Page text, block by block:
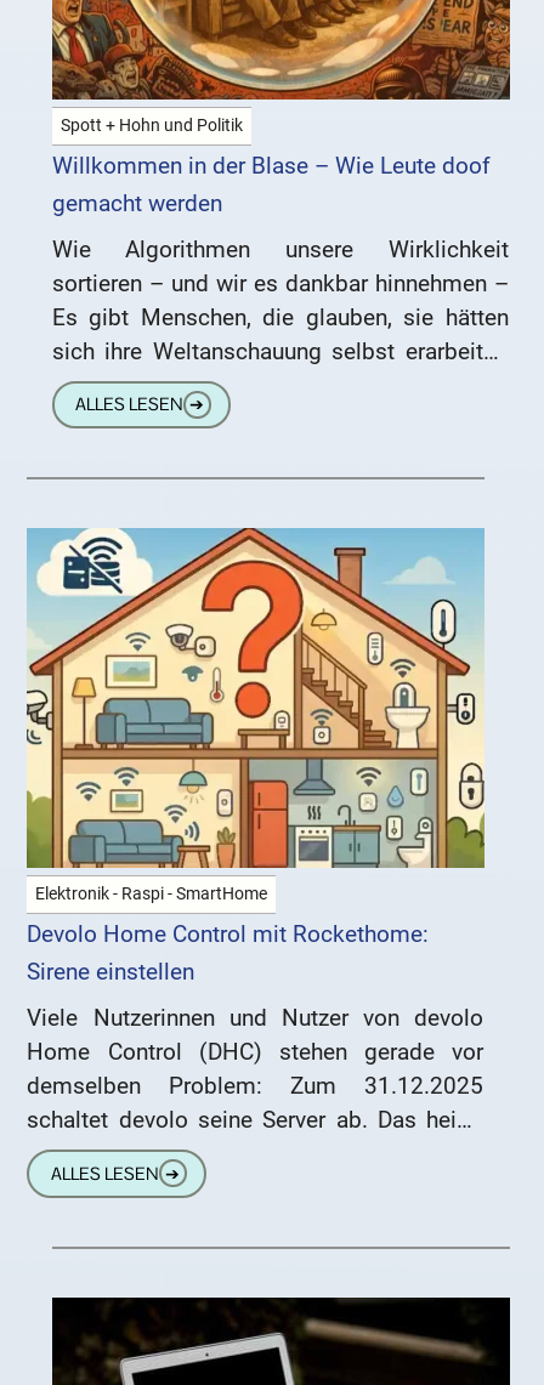
Spott + Hohn und Politik
Willkommen in der Blase – Wie Leute doof
gemacht werden
Wie Algorithmen unsere Wirklichkeit
sortieren – und wir es dankbar hinnehmen –
Es gibt Menschen, die glauben, sie hätten
sich ihre Weltanschauung selbst erarbeitet.
Mühsam, kritisch, durch eigenes
Nachdenken. In
ALLES LESEN ➔
Elektronik - Raspi - SmartHome
Devolo Home Control mit Rockethome:
Sirene einstellen
Viele Nutzerinnen und Nutzer von devolo
Home Control (DHC) stehen gerade vor
demselben Problem: Zum 31.12.2025
schaltet devolo seine Server ab. Das heißt:
App, Webportal und Cloud-Funktionen
funktionieren dann nicht
ALLES LESEN ➔